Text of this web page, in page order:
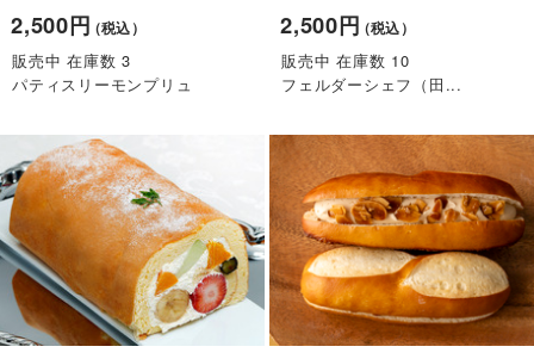
2,500円（税込）
販売中 在庫数 3
パティスリーモンプリュ
2,500円（税込）
販売中 在庫数 10
フェルダーシェフ（田...